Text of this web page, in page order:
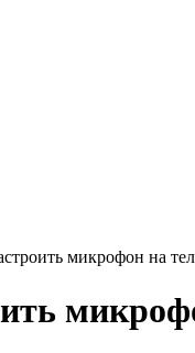
микрофон на